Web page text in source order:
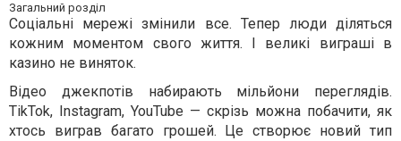
Загальний розділ
Соціальні мережі змінили все. Тепер люди діляться
кожним моментом свого життя. І великі виграші в
казино не виняток.
Відео джекпотів набирають мільйони переглядів.
TikTok, Instagram, YouTube — скрізь можна побачити, як
хтось виграв багато грошей. Це створює новий тип